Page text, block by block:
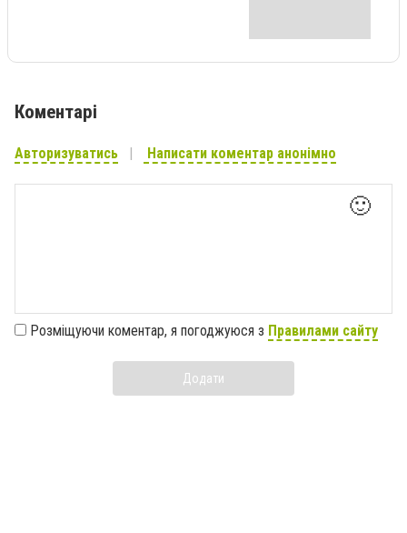
Коментарі
Авторизуватись Написати коментар анонімно
🙂
Розміщуючи коментар, я погоджуюся з Правилами сайту
Додати